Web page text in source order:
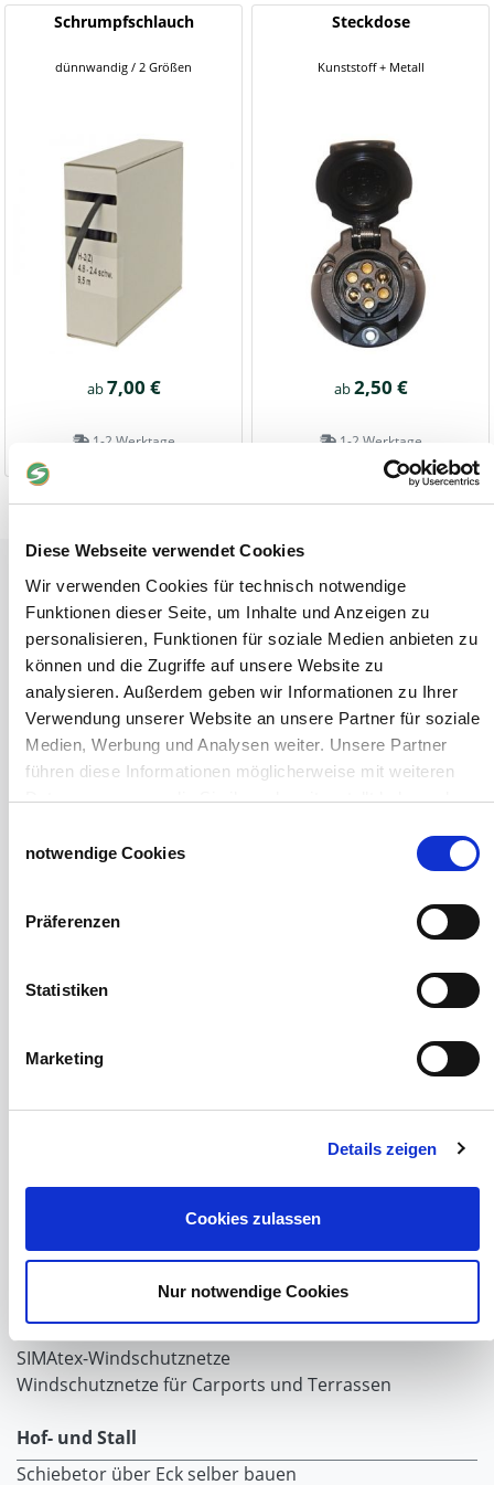
Diese Webseite verwendet Cookies
Wir verwenden Cookies für technisch notwendige
Funktionen dieser Seite, um Inhalte und Anzeigen zu
personalisieren, Funktionen für soziale Medien anbieten zu
können und die Zugriffe auf unsere Website zu
analysieren. Außerdem geben wir Informationen zu Ihrer
Verwendung unserer Website an unsere Partner für soziale
Medien, Werbung und Analysen weiter. Unsere Partner
führen diese Informationen möglicherweise mit weiteren
Daten zusammen, die Sie ihnen bereitgestellt haben oder
haben.
notwendige Cookies
Präferenzen
Statistiken
Marketing
Details zeigen
Cookies zulassen
Nur notwendige Cookies
Schrumpfschlauch
dünnwandig / 2 Größen
ab7,00 €
1-2 Werktage
Steckdose
Kunststoff + Metall
ab2,50 €
1-2 Werktage
Weideunterstand groß
Wasserversorgung für Weidetiere
Euronetz
Zubereitung Melasseschnitzel für Pferde
Hobby-Farming
Grundlagen der Hühnerhaltung
Tiere Landwirtschaft
Milchfieberprophylaxe
Windschutznetze für Reithallen
Windschutznetz für Pferdestall
PVC Lamellen für Pferdeställe
Windschutznetz Meterware
Windnetzrecher
SIMAtex-Windschutznetze
Windschutznetze für Carports und Terrassen
Hof- und Stall
Schiebetor über Eck selber bauen